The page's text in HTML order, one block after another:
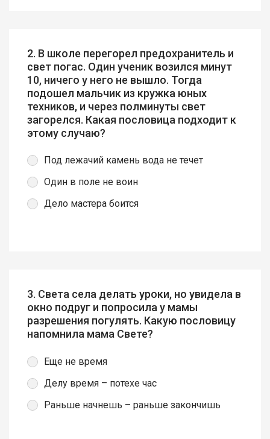
2. В школе перегорел предохранитель и
свет погас. Один ученик возился минут
10, ничего у него не вышло. Тогда
подошел мальчик из кружка юных
техников, и через полминуты свет
загорелся. Какая пословица подходит к
этому случаю?
Под лежачий камень вода не течет
Один в поле не воин
Дело мастера боится
3. Света села делать уроки, но увидела в
окно подруг и попросила у мамы
разрешения погулять. Какую пословицу
напомнила мама Свете?
Еще не время
Делу время – потехе час
Раньше начнешь – раньше закончишь